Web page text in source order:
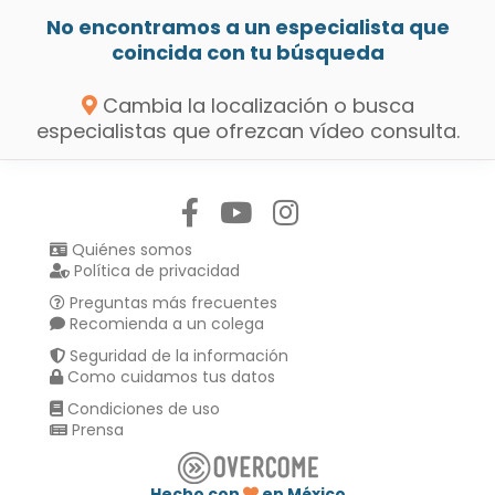
No encontramos a un especialista que
coincida con tu búsqueda
Cambia la localización o busca
especialistas que ofrezcan vídeo consulta.
Quiénes somos
Política de privacidad
Preguntas más frecuentes
Recomienda a un colega
Seguridad de la información
Como cuidamos tus datos
Condiciones de uso
Prensa